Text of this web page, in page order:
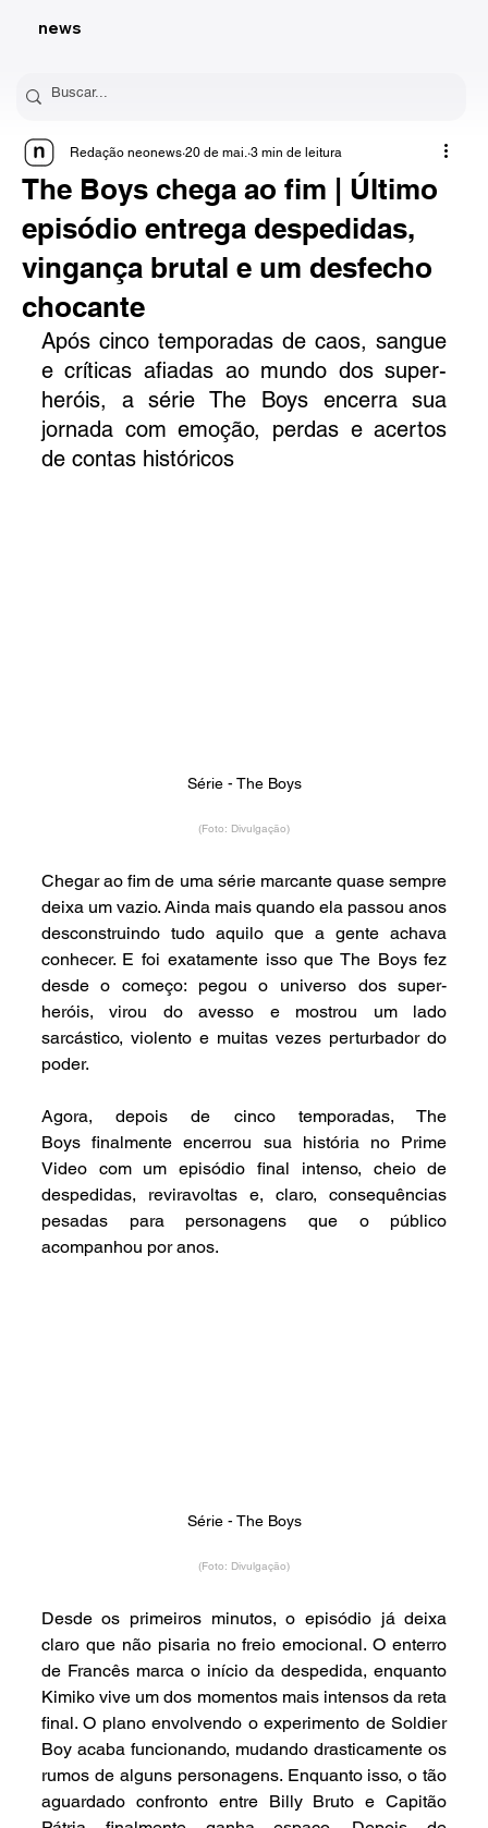
news
The Boys chega ao fim | Último
episódio entrega despedidas,
vingança brutal e um desfecho
chocante
Redação neonews 20 de mai. 3 min de leitura
Após cinco temporadas de caos, sangue
e críticas afiadas ao mundo dos super-
heróis, a série The Boys encerra sua
jornada com emoção, perdas e acertos
de contas históricos
Série - The Boys
(Foto: Divulgação)
Chegar ao fim de uma série marcante quase sempre
deixa um vazio. Ainda mais quando ela passou anos
desconstruindo tudo aquilo que a gente achava
conhecer. E foi exatamente isso que The Boys fez
desde o começo: pegou o universo dos super-
heróis, virou do avesso e mostrou um lado
sarcástico, violento e muitas vezes perturbador do
poder.
Agora, depois de cinco temporadas, The
Boys finalmente encerrou sua história no Prime
Video com um episódio final intenso, cheio de
despedidas, reviravoltas e, claro, consequências
pesadas para personagens que o público
acompanhou por anos.
Série - The Boys
(Foto: Divulgação)
Desde os primeiros minutos, o episódio já deixa
claro que não pisaria no freio emocional. O enterro
de Francês marca o início da despedida, enquanto
Kimiko vive um dos momentos mais intensos da reta
final. O plano envolvendo o experimento de Soldier
Boy acaba funcionando, mudando drasticamente os
rumos de alguns personagens. Enquanto isso, o tão
aguardado confronto entre Billy Bruto e Capitão